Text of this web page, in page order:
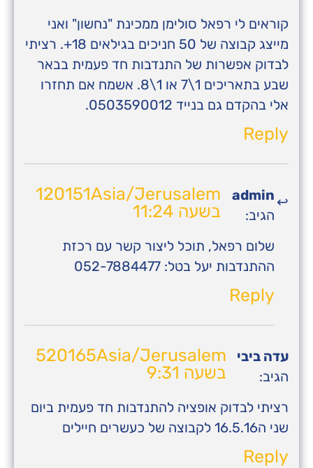
קוראים לי רפאל סולימן ממכינת "נחשון" ואני
מייצג קבוצה של 50 חניכים בגילאים 18+. רציתי
לבדוק אפשרות של התנדבות חד פעמית בבאר
שבע בתאריכים 1\7 או 1\8. אשמח אם תחזרו
אלי בהקדם גם בנייד 0503590012.
Reply
admin
הגיב:
120151Asia/Jerusalem
בשעה 11:24
שלום רפאל, תוכל ליצור קשר עם רכזת
ההתנדבות יעל בטל: 052-7884477
Reply
עדה ביבי
הגיב:
520165Asia/Jerusalem
בשעה 9:31
רציתי לבדוק אופציה להתנדבות חד פעמית ביום
שני ה16.5.16 לקבוצה של כעשרים חיילים
Reply